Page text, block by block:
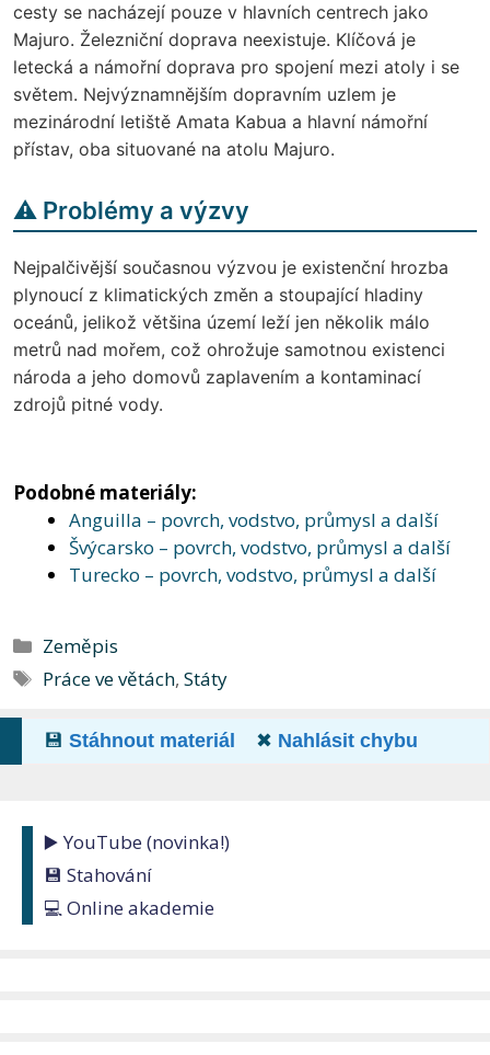
cesty se nacházejí pouze v hlavních centrech jako
Majuro. Železniční doprava neexistuje. Klíčová je
letecká a námořní doprava pro spojení mezi atoly i se
světem. Nejvýznamnějším dopravním uzlem je
mezinárodní letiště Amata Kabua a hlavní námořní
přístav, oba situované na atolu Majuro.
⚠️ Problémy a výzvy
Nejpalčivější současnou výzvou je existenční hrozba
plynoucí z klimatických změn a stoupající hladiny
oceánů, jelikož většina území leží jen několik málo
metrů nad mořem, což ohrožuje samotnou existenci
národa a jeho domovů zaplavením a kontaminací
zdrojů pitné vody.
Podobné materiály:
Anguilla – povrch, vodstvo, průmysl a další
Švýcarsko – povrch, vodstvo, průmysl a další
Turecko – povrch, vodstvo, průmysl a další
Rubriky
Zeměpis
Štítky
Práce ve větách,Státy
💾 Stáhnout materiál ✖ Nahlásit chybu
▶️ YouTube (novinka!)
💾 Stahování
💻 Online akademie